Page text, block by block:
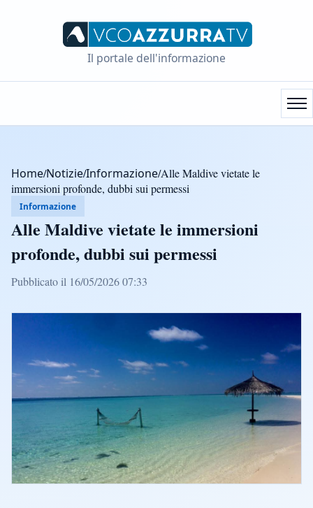
Il portale dell'informazione
Home/Notizie/Informazione/Alle Maldive vietate le
immersioni profonde, dubbi sui permessi
Informazione
Alle Maldive vietate le immersioni
profonde, dubbi sui permessi
Pubblicato il 16/05/2026 07:33